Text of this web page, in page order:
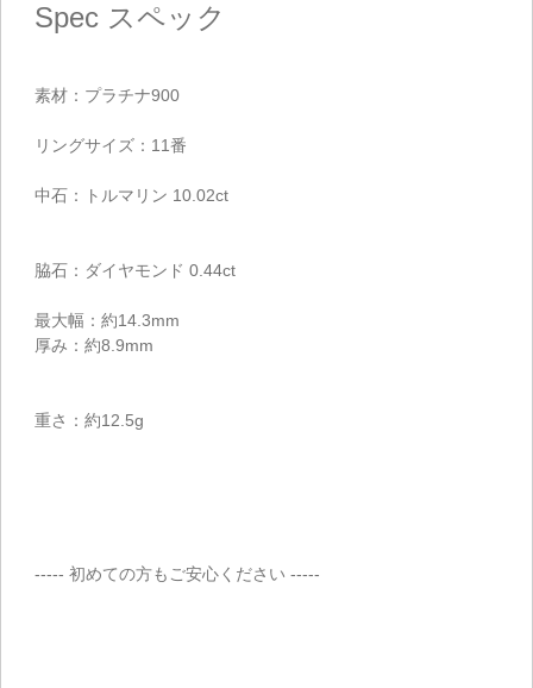
Spec スペック
素材：プラチナ900
リングサイズ：11番
中石：トルマリン 10.02ct
脇石：ダイヤモンド 0.44ct
最大幅：約14.3mm
厚み：約8.9mm
重さ：約12.5g
----- 初めての方もご安心ください -----